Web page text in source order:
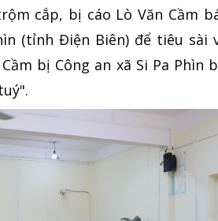
cắp, bị cáo Lò Văn Cầm
(tỉnh Điện Biên) để tiêu
bị Công an xã Si Pa